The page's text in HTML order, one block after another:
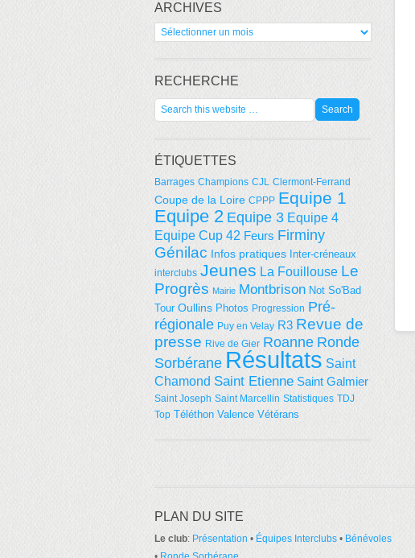
ARCHIVES
Archives
RECHERCHE
ÉTIQUETTES
Barrages Champions CJL Clermont-Ferrand
Coupe de la Loire CPPP Equipe 1
Equipe 2 Equipe 3 Equipe 4
Equipe Cup 42 Feurs Firminy
Génilac Infos pratiques Inter-créneaux
interclubs Jeunes La Fouillouse Le
Progrès Mairie Montbrison Not So'Bad
Tour Oullins Photos Progression Pré-
régionale Puy en Velay R3 Revue de
presse Rive de Gier Roanne Ronde
Sorbérane Résultats Saint
Chamond Saint Etienne Saint Galmier
Saint Joseph Saint Marcellin Statistiques TDJ
Top Téléthon Valence Vétérans
PLAN DU SITE
Le club: Présentation • Équipes Interclubs • Bénévoles